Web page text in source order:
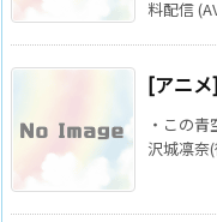
料配信
[アニ
・この
沢城凛奈